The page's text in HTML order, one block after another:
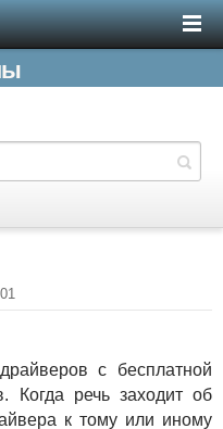
с бесплатной
Когда речь заходит об
к тому или иному